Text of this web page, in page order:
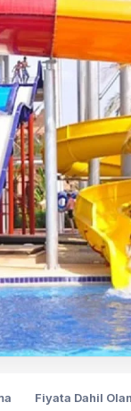
Fiyata Dahil